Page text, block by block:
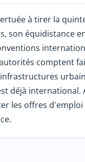
à tirer la
son équidistance
comptent
déjà
les offres